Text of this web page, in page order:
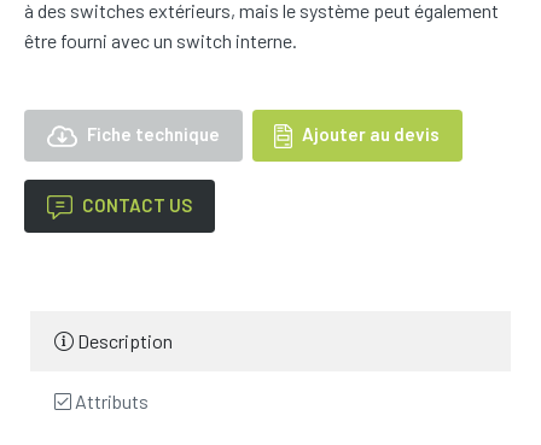
à des switches extérieurs, mais le système peut également
être fourni avec un switch interne.
Fiche technique Ajouter au devis
CONTACT US
Description
Attributs